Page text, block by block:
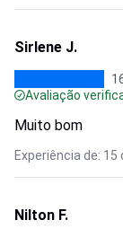
Sirlene J.
Avaliação
Muito bom
Experiência de: 15
Nilton F.